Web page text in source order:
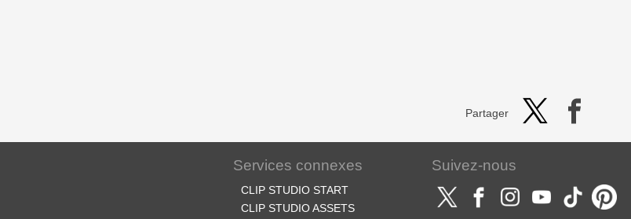
Partager
Services connexes
CLIP STUDIO START
CLIP STUDIO ASSETS
Suivez-nous